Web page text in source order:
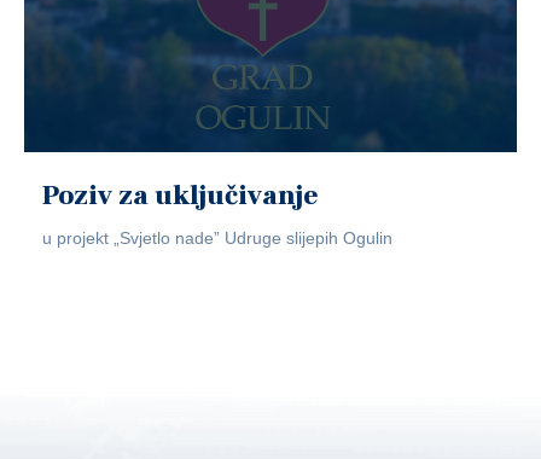
Poziv za uključivanje
u projekt „Svjetlo nade” Udruge slijepih Ogulin